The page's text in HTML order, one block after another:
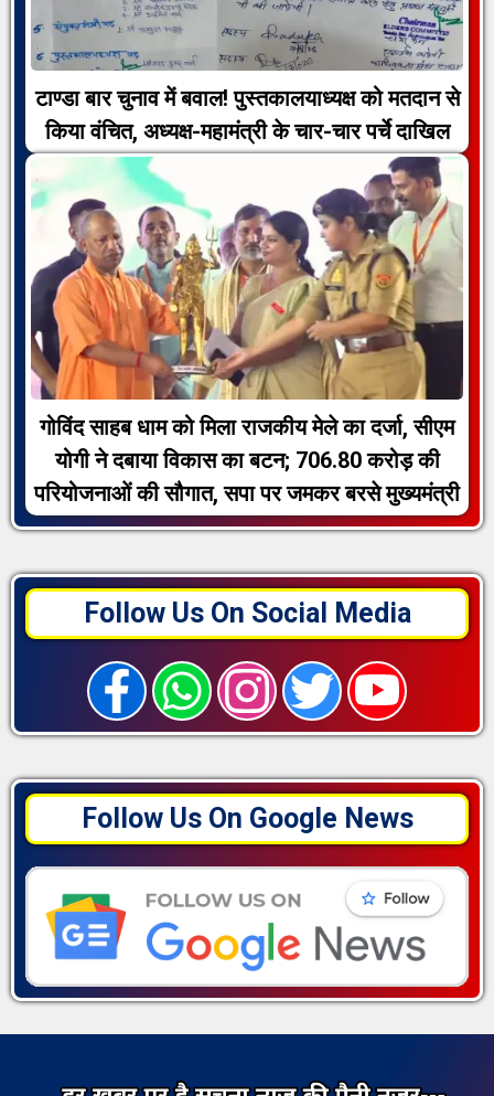
टाण्डा बार चुनाव में बवाल! पुस्तकालयाध्यक्ष को मतदान से
किया वंचित, अध्यक्ष-महामंत्री के चार-चार पर्चे दाखिल
गोविंद साहब धाम को मिला राजकीय मेले का दर्जा, सीएम
योगी ने दबाया विकास का बटन; 706.80 करोड़ की
परियोजनाओं की सौगात, सपा पर जमकर बरसे मुख्यमंत्री
Follow Us On Social Media
Follow Us On Google News